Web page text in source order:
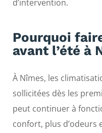
d’intervention.
Pourquoi
avant l’été à
À Nîmes, les
sollicitées dès les
peut continuer à
confort, plus d’odeurs